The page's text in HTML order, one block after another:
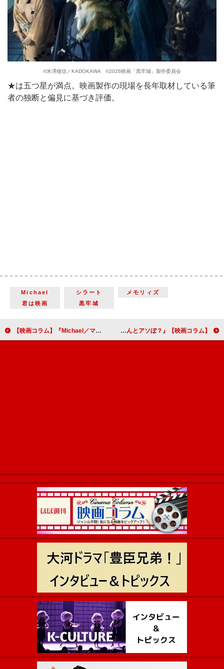
©︎米澤穂信／KADOKAWA ©︎2026映画「黒牢城」製作委員会
★は五つ星が満点。映画製作の現場を長年取材している筆
者の独断と偏見に基づき評価。
Michael シラート
メモリィズ
君は映画
黒牢城
【映画コラム】『Michael／マイケル』から、マイケル・ジャクソンのMVを振り返る 【映画コラム】夏にちなんだ異色ホラーを紹介『オブセッション 災愛』『ユースフル・ゴースト』『だぁれかさんとアソぼ？』